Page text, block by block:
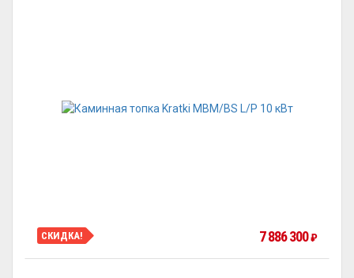
СКИДКА! 7 886 300₽